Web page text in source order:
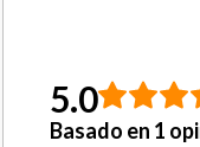
5.0
Basado en 1